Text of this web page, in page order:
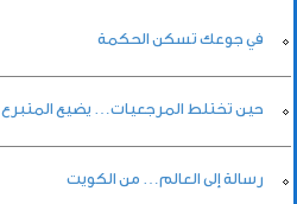
في جوعك تسكن الحكمة
حين تختلط المرجعيات… يضيع المتبرع
رسالة إلى العالم… من الكويت